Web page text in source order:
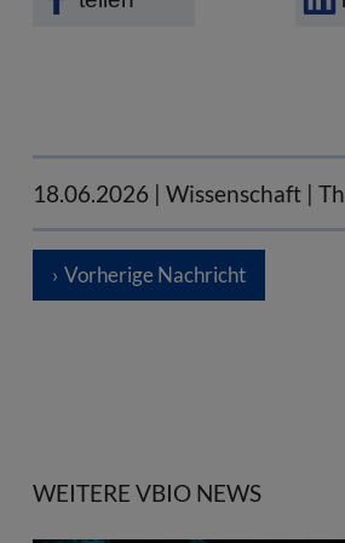
18.06.2026 | Wissenschaft |
Vorherige Nachricht
WEITERE VBIO NEWS